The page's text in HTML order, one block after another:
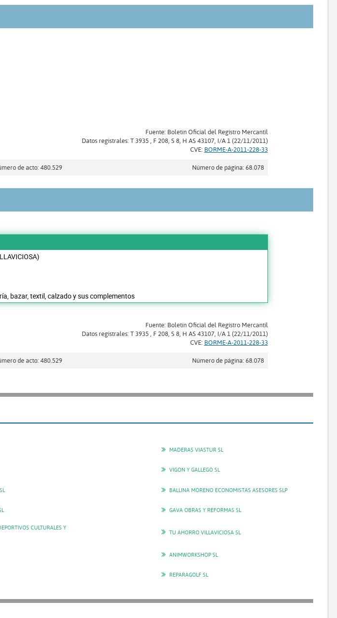
Fuente: Boletín Oficial del Registro Mercantil
Datos registrales: T 3935 , F 208, S 8, H AS 43107, I/A 1 (22/11/2011)
CVE: BORME-A-2011-228-33
de acto: 480.529 Número de página: 68.078
bazar, textil, calzado y sus complementos
Fuente: Boletín Oficial del Registro Mercantil
Datos registrales: T 3935 , F 208, S 8, H AS 43107, I/A 1 (22/11/2011)
CVE: BORME-A-2011-228-33
de acto: 480.529 Número de página: 68.078
MADERAS VIASTUR SL
VIGON Y GALLEGO SL
BALLINA MORENO ECONOMISTAS ASESORES SLP
GAVA OBRAS Y REFORMAS SL
CULTURALES Y
TU AHORRO VILLAVICIOSA SL
ANIMWORKSHOP SL
REPARAGOLF SL